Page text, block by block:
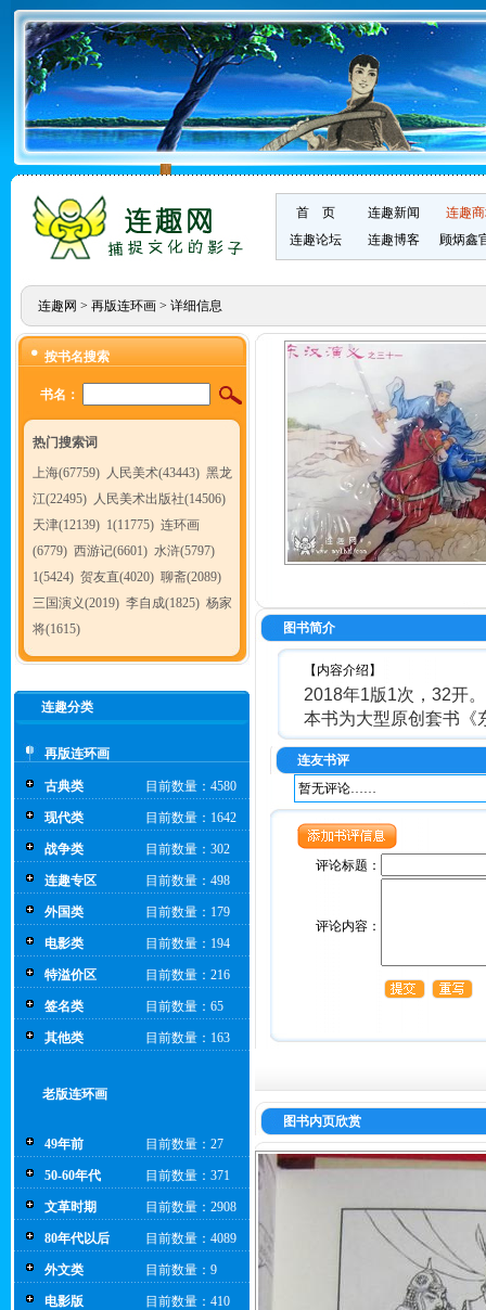
首 页 连趣新闻
连趣
连趣论坛
连趣博客 顾炳鑫
连趣网 > 再版连环画> 详细信息
按书名搜索
书名：
热门搜索词
上海(67759) 人民美术(43443) 黑龙
江(22495) 人民美术出版社(14506)
天津(12139) 1(11775) 连环画
(6779) 西游记(6601) 水浒(5797)
1(5424) 贺友直(4020) 聊斋(2089)
三国演义(2019) 李自成(1825) 杨家
将(1615)
连趣分类
再版连环画
古典类 目前数量：4580
现代类 目前数量：1642
战争类 目前数量：302
连趣专区 目前数量：498
外国类 目前数量：179
电影类 目前数量：194
特溢价区 目前数量：216
签名类 目前数量：65
其他类 目前数量：163
老版连环画
49年前 目前数量：27
50-60年代 目前数量：371
文革时期 目前数量：2908
80年代以后 目前数量：4089
外文类 目前数量：9
电影版 目前数量：410
图书简介
【内容介绍】
2018年1版1次，32开。
本书为大型原创套书《
连友书评
暂无评论……
评论标题：
评论内容：
图书内页欣赏